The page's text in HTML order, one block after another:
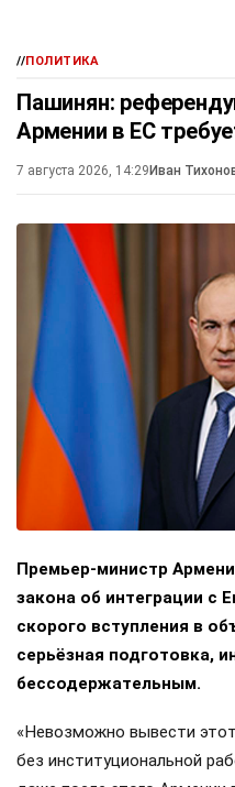
//ПОЛИТИКА
Пашинян:
Армении в ЕС
7 августа 2026, 14:29 Иван
Премьер-министр
закона об интеграции с
скорого вступления в
серьёзная подготовка,
бессодержательным.
«Невозможно вывести
без институциональной